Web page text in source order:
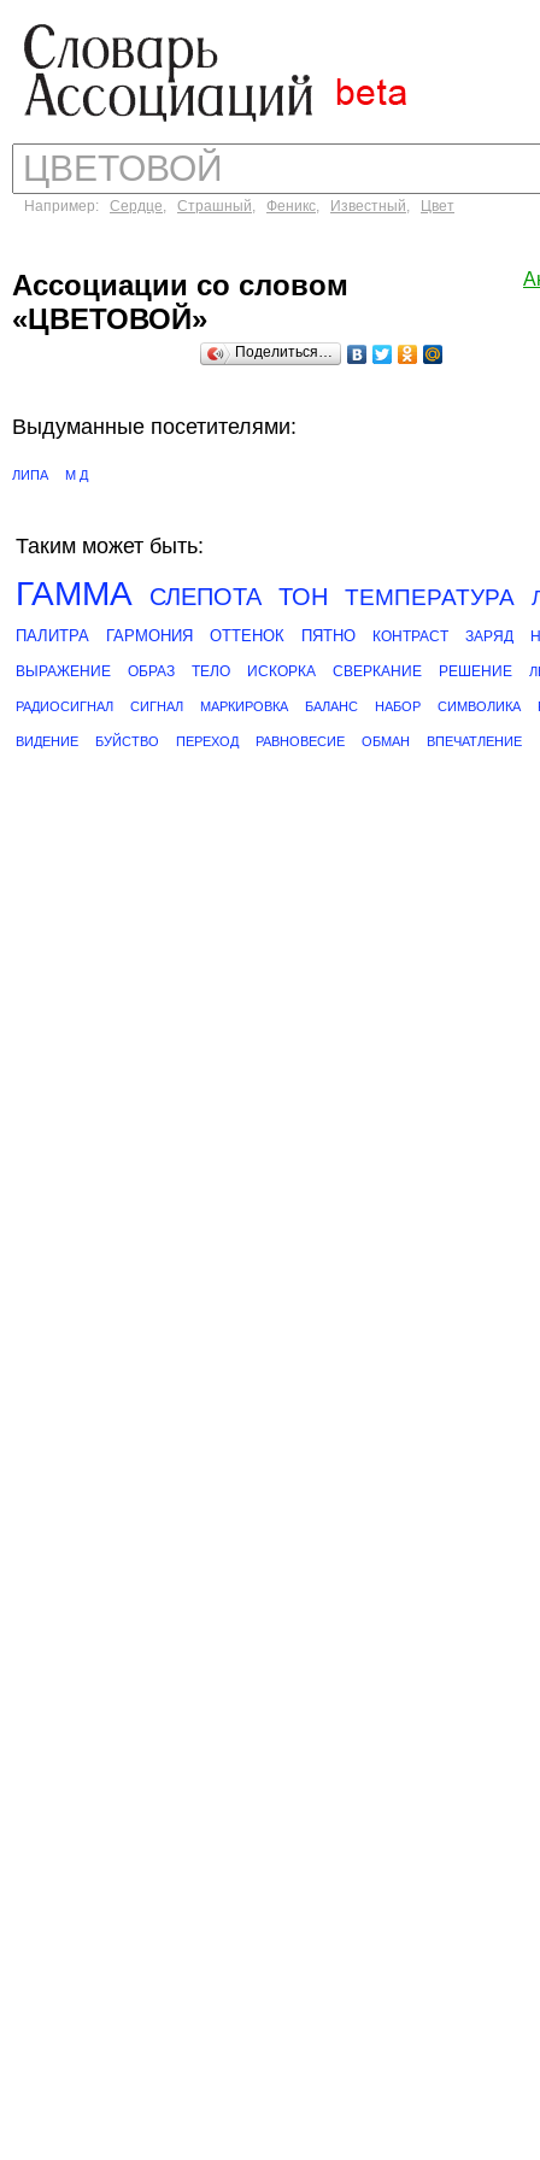
Например: Сердце, Страшный, Феникс, Известный, Цвет
Ассоциации со словом
«ЦВЕТОВОЙ»
Поделиться…
Выдуманные посетителями:
ЛИПА М Д
Таким может быть:
ГАММА СЛЕПОТА ТОН ТЕМПЕРАТУРА
ПАЛИТРА ГАРМОНИЯ ОТТЕНОК ПЯТНО КОНТРАСТ ЗАРЯД
ВЫРАЖЕНИЕ ОБРАЗ ТЕЛО ИСКОРКА СВЕРКАНИЕ РЕШЕНИЕ
РАДИОСИГНАЛ СИГНАЛ МАРКИРОВКА БАЛАНС НАБОР СИМВОЛИКА
ВИДЕНИЕ БУЙСТВО ПЕРЕХОД РАВНОВЕСИЕ ОБМАН ВПЕЧАТЛЕНИЕ